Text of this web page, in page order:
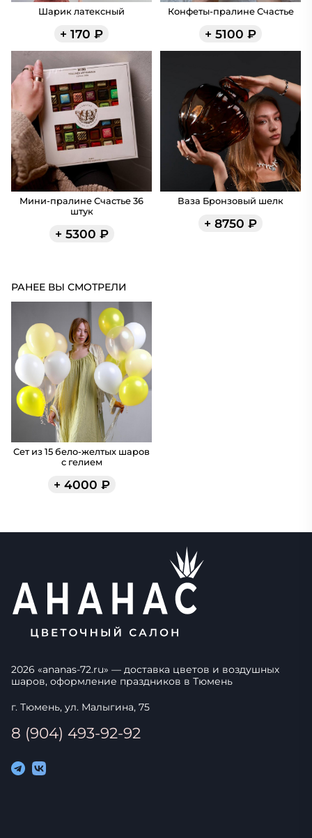
Шарик латексный
+ 170 ₽
Конфеты-пралине Счастье
+ 5100 ₽
Мини-пралине Счастье 36
штук
+ 5300 ₽
Ваза Бронзовый шелк
+ 8750 ₽
РАНЕЕ ВЫ СМОТРЕЛИ
Сет из 15 бело-желтых шаров
с гелием
+ 4000 ₽
2026 «ananas-72.ru» — доставка цветов и воздушных
шаров, оформление праздников в Тюмень
г. Тюмень, ул. Малыгина, 75
8 (904) 493-92-92